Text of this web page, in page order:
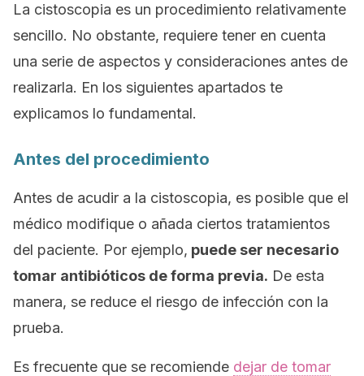
La cistoscopia es un procedimiento relativamente
sencillo. No obstante, requiere tener en cuenta
una serie de aspectos y consideraciones antes de
realizarla. En los siguientes apartados te
explicamos lo fundamental.
Antes del procedimiento
Antes de acudir a la cistoscopia, es posible que el
médico modifique o añada ciertos tratamientos
del paciente. Por ejemplo, puede ser necesario
tomar antibióticos de forma previa. De esta
manera, se reduce el riesgo de infección con la
prueba.
Es frecuente que se recomiende dejar de tomar